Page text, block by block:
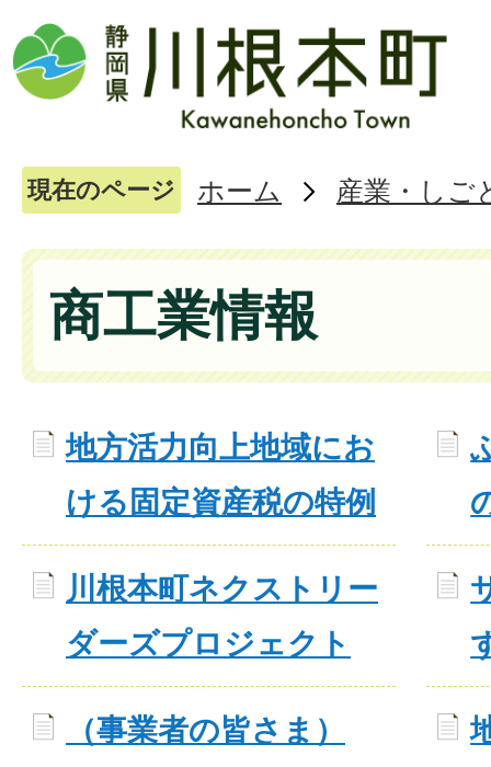
現在のページ ホーム 産業・しご
商工業情報
地方活力向上地域にお
ける固定資産税の特例
川根本町ネクストリー
ダーズプロジェクト
（事業者の皆さま）